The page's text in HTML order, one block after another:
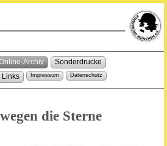
Archiv
Sonderdrucke
Links Impressum Datenschutz
die Sterne